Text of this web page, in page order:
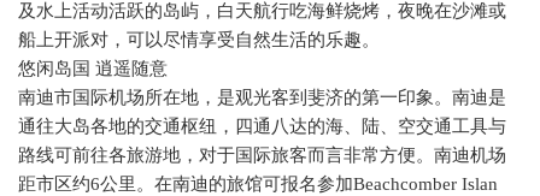
及水上活动活跃的岛屿，白天航行吃海鲜烧烤，夜晚在沙滩或
船上开派对，可以尽情享受自然生活的乐趣。
悠闲岛国 逍遥随意
南迪市国际机场所在地，是观光客到斐济的第一印象。南迪是
通往大岛各地的交通枢纽，四通八达的海、陆、空交通工具与
路线可前往各旅游地，对于国际旅客而言非常方便。南迪机场
距市区约6公里。在南迪的旅馆可报名参加Beachcomber Islan